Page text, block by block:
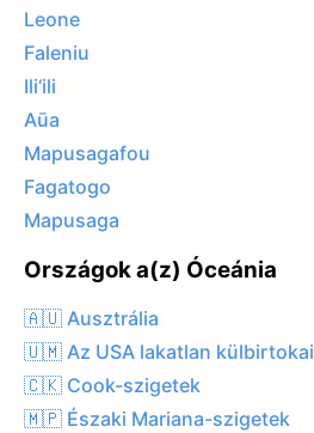
Leone
Faleniu
Ili‘ili
Aūa
Mapusagafou
Fagatogo
Mapusaga
Országok a(z) Óceánia
🇦🇺 Ausztrália
🇺🇲 Az USA lakatlan külbirtokai
🇨🇰 Cook-szigetek
🇲🇵 Északi Mariana-szigetek